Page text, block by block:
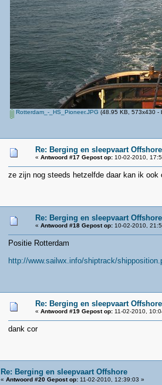
Rotterdam_-_HS_Pioneer.JPG (48.95 KB, 573x430 -
Re: Berging en sleepvaart Offshore
« Antwoord #17 Gepost op:10-02-2010,
ze zijn nog steeds hetzelfde daar kan ik ook
Re: Berging en sleepvaart Offshore
« Antwoord #18 Gepost op:10-02-2010,
Positie Rotterdam
http://www.sailwx.info/shiptrack/
Re: Berging en sleepvaart Offshore
« Antwoord #19 Gepost op:11-02-2010,
dank cor
Re: Berging en sleepvaart Offshore
« Antwoord #20 Gepost op:11-02-2010, 12:39:03 »